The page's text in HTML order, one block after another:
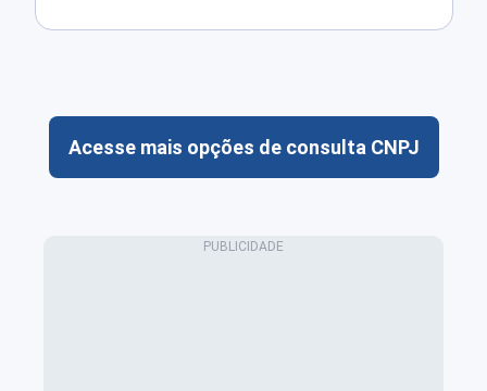
Acesse mais opções de consulta CNPJ